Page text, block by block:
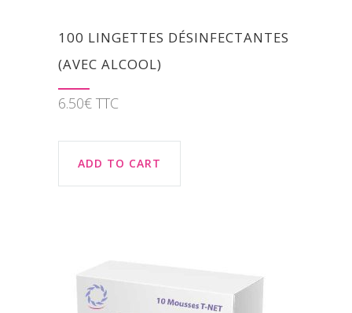
100 LINGETTES DÉSINFECTANTES
(AVEC ALCOOL)
6.50€ TTC
ADD TO CART